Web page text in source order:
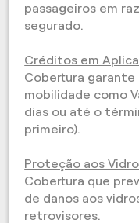
passageiros em
segurado.
Créditos em
Cobertura
mobilidade como
dias ou até o
primeiro).
Proteção aos
Cobertura que
de danos aos
retrovisores.